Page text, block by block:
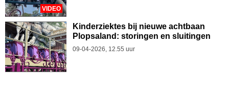
VIDEO
Kinderziektes bij nieuwe achtbaan
Plopsaland: storingen en sluitingen
09-04-2026, 12.55 uur